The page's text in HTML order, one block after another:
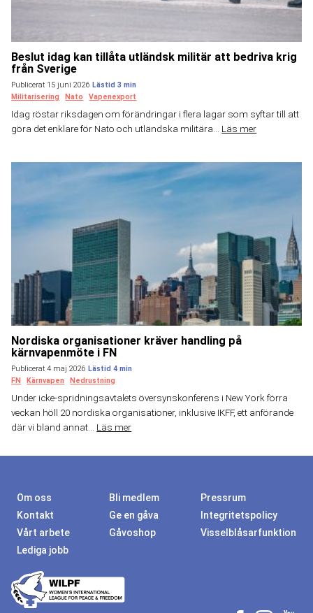
Beslut idag kan tillåta utländsk militär att bedriva krig
från Sverige
Publicerat 15 juni 2026
Militarisering
Nato Vapenexport
Idag röstar riksdagen om förändringar i flera lagar som syftar till att
göra det enklare för Nato och utländska militära... Läs mer
Nordiska organisationer kräver handling på
kärnvapenmöte i FN
Publicerat 4 maj 2026
FN
Kärnvapen Nedrustning
Under icke-spridningsavtalets översynskonferens i New York förra
veckan höll 20 nordiska organisationer, inklusive IKFF, ett anförande
där vi bland annat... Läs mer
Om oss Bli medlem
Pressrum
Kontakt
Ge en gåva
Integritetspolicy
Vårt arbete
Gåvoshop
Visselblåsarfunktion
Lediga jobb